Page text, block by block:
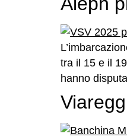
tra il 15 e il
hanno